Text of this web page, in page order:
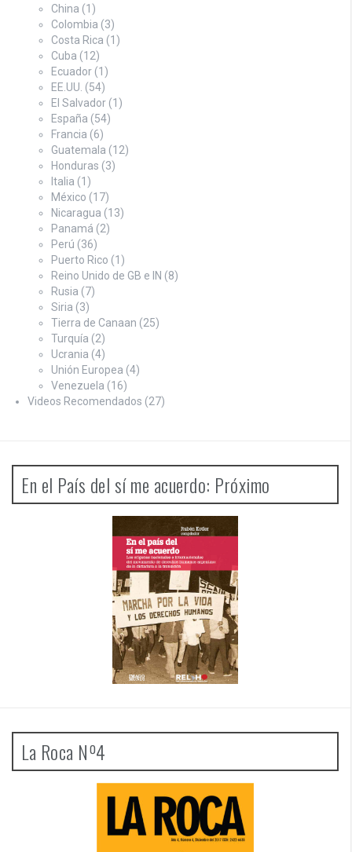
China (1)
Colombia (3)
Costa Rica (1)
Cuba (12)
Ecuador (1)
EE.UU. (54)
El Salvador (1)
España (54)
Francia (6)
Guatemala (12)
Honduras (3)
Italia (1)
México (17)
Nicaragua (13)
Panamá (2)
Perú (36)
Puerto Rico (1)
Reino Unido de GB e IN (8)
Rusia (7)
Siria (3)
Tierra de Canaan (25)
Turquía (2)
Ucrania (4)
Unión Europea (4)
Venezuela (16)
Videos Recomendados (27)
En el País del sí me acuerdo: Próximo
La Roca Nº4